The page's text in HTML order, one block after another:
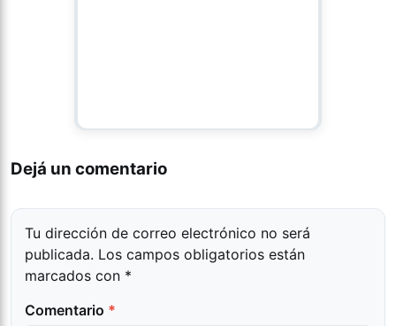
Dejá un comentario
Tu dirección de correo electrónico no será
publicada. Los campos obligatorios están
marcados con *
Comentario *